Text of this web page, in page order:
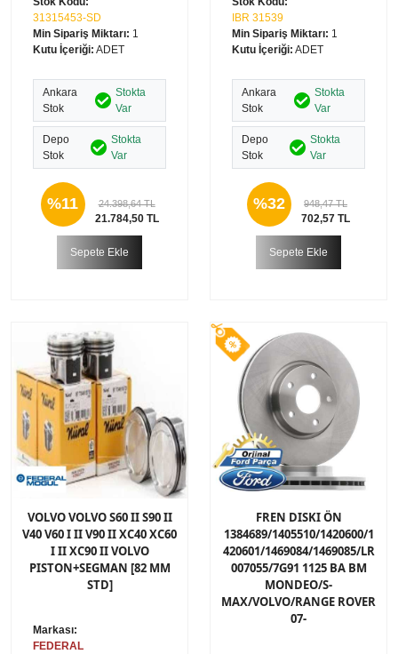
31315453-SD
Min Sipariş Miktarı: 1
Kutu İçeriği: ADET
Ankara
Stok
Stokta
Var
Depo
Stok
Stokta
Var
%11 24.398,64 TL
21.784,50 TL
Sepete Ekle
IBR 31539
Min Sipariş Miktarı: 1
Kutu İçeriği: ADET
Ankara
Stok
Stokta
Var
Depo
Stok
Stokta
Var
%32 948,47 TL
702,57 TL
Sepete Ekle
VOLVO VOLVO S60 II S90 II
V40 V60 I II V90 II XC40 XC60
I II XC90 II VOLVO
PISTON+SEGMAN [82 MM
STD]
Markası:
FEDERAL
FREN DISKI ÖN
1384689/1405510/1420600/1
420601/1469084/1469085/LR
007055/7G91 1125 BA BM
MONDEO/S-
MAX/VOLVO/RANGE ROVER
07-